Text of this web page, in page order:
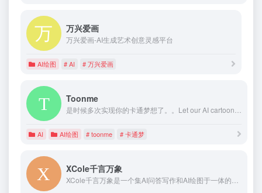
万兴爱画
万兴爱画-AI生成艺术创意灵感平台
AI绘图 # AI # 万兴爱画
Toonme
AI AI绘图 # toonme # 卡通梦
XCole千言万象